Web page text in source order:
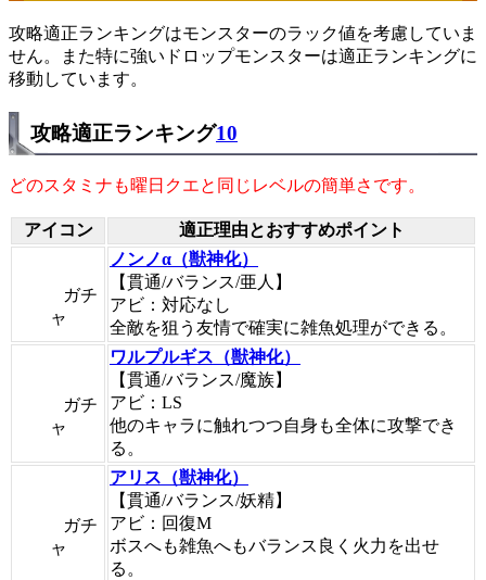
攻略適正ランキングはモンスターのラック値を考慮していま
せん。また特に強いドロップモンスターは適正ランキングに
移動しています。
攻略適正ランキング10
どのスタミナも曜日クエと同じレベルの簡単さです。
アイコン 適正理由とおすすめポイント
ガチ
ャ
ノンノα（獣神化）
【貫通/バランス/亜人】
アビ：対応なし
全敵を狙う友情で確実に雑魚処理ができる。
ガチ
ャ
ワルプルギス（獣神化）
【貫通/バランス/魔族】
アビ：LS
他のキャラに触れつつ自身も全体に攻撃でき
る。
ガチ
ャ
アリス（獣神化）
【貫通/バランス/妖精】
アビ：回復M
ボスへも雑魚へもバランス良く火力を出せ
る。